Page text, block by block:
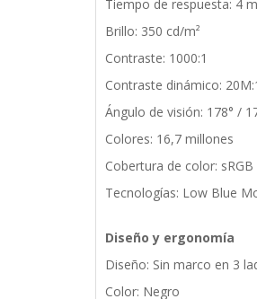
Tiempo de respuesta: 4
Brillo: 350 cd/m²
Contraste: 1000:1
Contraste dinámico:
Ángulo de visión: 178° /
Colores: 16,7 millones
Cobertura de color:
Tecnologías: Low Blue
Diseño y ergonomía
Diseño: Sin marco en 3
Color: Negro